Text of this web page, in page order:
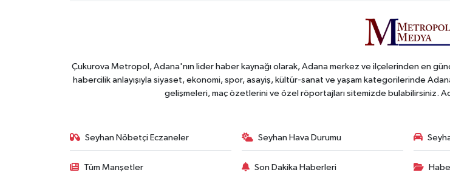
Çukurova Metropol, Adana'nın lider haber kaynağı olarak, Adana merkez ve ilçelerinden en
habercilik anlayışıyla siyaset, ekonomi, spor, asayiş, kültür-sanat ve yaşam kategorilerinde
gelişmeleri, maç özetlerini ve özel röportajları sitemizde bulabilirsiniz.
Seyhan Nöbetçi Eczaneler Seyhan Hava Durumu
Tüm Manşetler Son Dakika Haberleri